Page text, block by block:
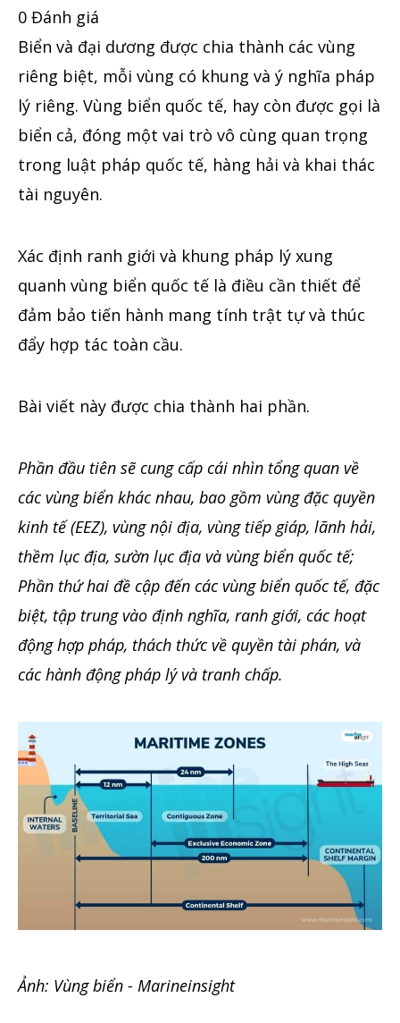
0 Đánh giá
Biển và đại dương được chia thành các vùng
riêng biệt, mỗi vùng có khung và ý nghĩa pháp
lý riêng. Vùng biển quốc tế, hay còn được gọi là
biển cả, đóng một vai trò vô cùng quan trọng
trong luật pháp quốc tế, hàng hải và khai thác
tài nguyên.
Xác định ranh giới và khung pháp lý xung
quanh vùng biển quốc tế là điều cần thiết để
đảm bảo tiến hành mang tính trật tự và thúc
đẩy hợp tác toàn cầu.
Bài viết này được chia thành hai phần.
Phần đầu tiên sẽ cung cấp cái nhìn tổng quan về
các vùng biển khác nhau, bao gồm vùng đặc quyền
kinh tế (EEZ), vùng nội địa, vùng tiếp giáp, lãnh hải,
thềm lục địa, sườn lục địa và vùng biển quốc tế;
Phần thứ hai đề cập đến các vùng biển quốc tế, đặc
biệt, tập trung vào định nghĩa, ranh giới, các hoạt
động hợp pháp, thách thức về quyền tài phán, và
các hành động pháp lý và tranh chấp.
Ảnh: Vùngbiển - Marineinsight